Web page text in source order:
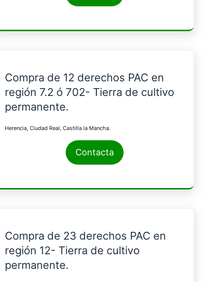
Compra de 12 derechos PAC en
región 7.2 ó 702- Tierra de cultivo
permanente.
Herencia, Ciudad Real, Castilla la Mancha.
Contacta
Compra de 23 derechos PAC en
región 12- Tierra de cultivo
permanente.